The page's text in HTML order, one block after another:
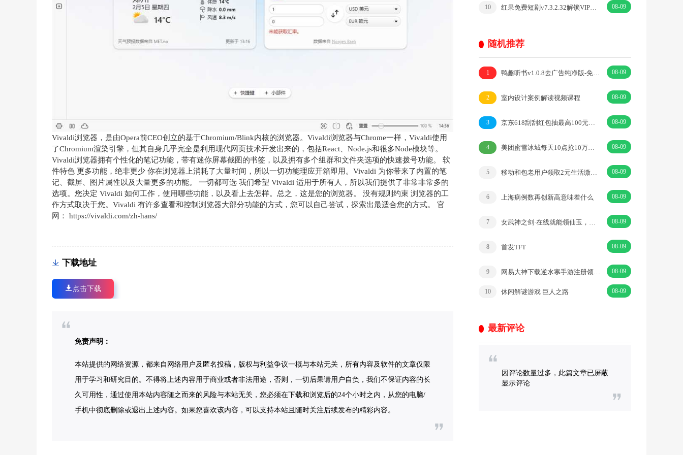
Vivaldi浏览器，是由Opera前CEO创立的基于Chromium/Blink内核的浏览器。Vivaldi浏览器与Chrome一样，Vivaldi使用
了Chromium渲染引擎，但其自身几乎完全是利用现代网页技术开发出来的，包括React、Node.js和很多Node模块等。
Vivaldi浏览器拥有个性化的笔记功能，带有迷你屏幕截图的书签，以及拥有多个组群和文件夹选项的快速拨号功能。 软
件特色 更多功能，绝非更少 你在浏览器上消耗了大量时间，所以一切功能理应开箱即用。Vivaldi 为你带来了内置的笔
记、截屏、图片属性以及大量更多的功能。 一切都可选 我们希望 Vivaldi 适用于所有人，所以我们提供了非常非常多的
选项。您决定 Vivaldi 如何工作，使用哪些功能，以及看上去怎样。总之，这是您的浏览器。 没有规则约束 浏览器的工
作方式取决于您。Vivaldi 有许多查看和控制浏览器大部分功能的方式，您可以自己尝试，探索出最适合您的方式。 官
网： https://vivaldi.com/zh-hans/
下载地址
点击下载
免责声明：
本站提供的网络资源，都来自网络用户及匿名投稿，版权与利益争议一概与本站无关，所有内容及软件的文章仅限
用于学习和研究目的。不得将上述内容用于商业或者非法用途，否则，一切后果请用户自负，我们不保证内容的长
久可用性，通过使用本站内容随之而来的风险与本站无关，您必须在下载和浏览后的24个小时之内，从您的电脑/
手机中彻底删除或退出上述内容。如果您喜欢该内容，可以支持本站且随时关注后续发布的精彩内容。
10 红果免费短剧v7.3.2.32解锁VIP会员版热门短剧 08-09
随机推荐
1 鸭趣听书v1.0.8去广告纯净版-免费听书软件 08-09
2 室内设计案例解读视频课程 08-09
3 京东618刮刮红包抽最高100元无门槛红包、实物 亲测中0.88元 08-09
4 美团蜜雪冰城每天10点抢10万份奶茶免单券 每天数量限量 08-09
5 移动和包老用户领取2元生活缴费券 08-09
6 上海病例数再创新高意味着什么 08-09
7 女武神之剑·在线就能领仙玉，每日还能畅享千万元宝！·|横屏·国风 08-09
8 首发TFT 08-09
9 网易大神下载逆水寒手游注册领6元现金红包 可提现到支付宝 08-09
10 休闲解谜游戏 巨人之路 08-09
最新评论
因评论数量过多，此篇文章已屏蔽
显示评论